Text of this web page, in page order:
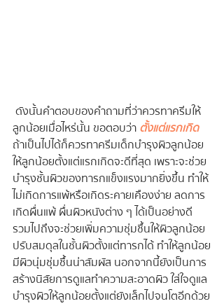
ลูกน้อยเมื่อไหร่นั้น ขอตอบว่า ตั้งแต่แรกเกิด
ถ้าเป็นไปได้ก็ควรทาครีมเด็กบำรุงผิวลูกน้อย
ให้ลูกน้อยตั้งแต่แรกเกิดจะดีที่สุด เพราะจะช่วย
บำรุงชั้นผิวของทารกแข็งแรงมากยิ่งขึ้น ทำให้
ไม่เกิดการแพ้หรือเกิดระคายเคืองง่าย ลดการ
เกิดผื่นแพ้ ผื่นผิวหนังต่าง ๆ ได้เป็นอย่างดี
รวมไปถึงจะช่วยเพิ่มความชุ่มชื้นให้ผิวลูกน้อย
ปรับสมดุลในชั้นผิวตั้งแต่ทารกได้ ทำให้ลูกน้อย
มีผิวนุ่มชุ่มชื้นน่าสัมผัส นอกจากนี้ยังเป็นการ
สร้างนิสัยการดูแลทำความสะอาดผิว ใส่ใจดูแล
บำรุงผิวให้ลูกน้อยตั้งแต่ยังเล็กไปจนโตอีกด้วย